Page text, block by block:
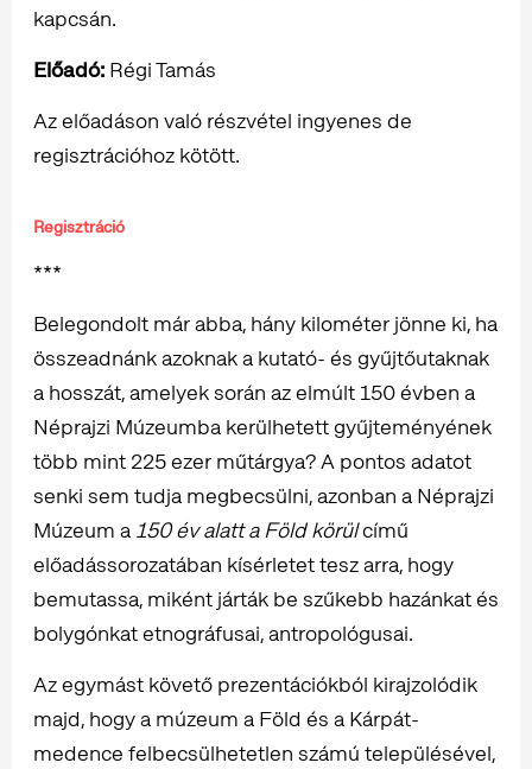
kapcsán.
Előadó: Régi Tamás
Az előadáson való részvétel ingyenes de
regisztrációhoz kötött.
Regisztráció
***
Belegondolt már abba, hány kilométer jönne ki, ha
összeadnánk azoknak a kutató- és gyűjtőutaknak
a hosszát, amelyek során az elmúlt 150 évben a
Néprajzi Múzeumba kerülhetett gyűjteményének
több mint 225 ezer műtárgya? A pontos adatot
senki sem tudja megbecsülni, azonban a Néprajzi
Múzeum a150 év alatt a Föld körülcímű
előadássorozatában kísérletet tesz arra, hogy
bemutassa, miként járták be szűkebb hazánkat és
bolygónkat etnográfusai, antropológusai.
Az egymást követő prezentációkból kirajzolódik
majd, hogy a múzeum a Föld és a Kárpát-
medence felbecsülhetetlen számú településével,